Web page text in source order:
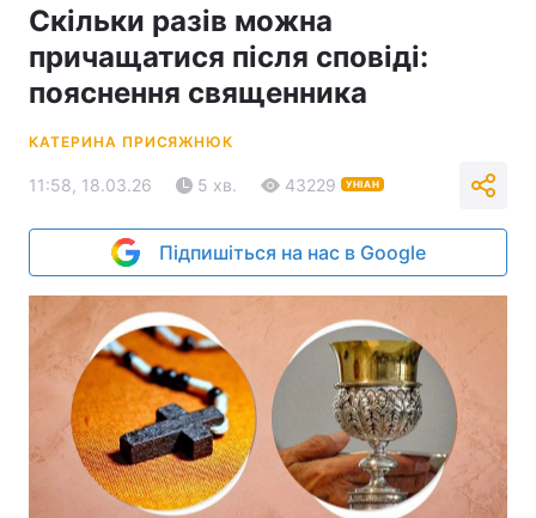
Скільки разів можна
причащатися після сповіді:
пояснення священника
КАТЕРИНА ПРИСЯЖНЮК
11:58, 18.03.26 5 хв. 43229 УНІАН
Підпишіться на нас в Google